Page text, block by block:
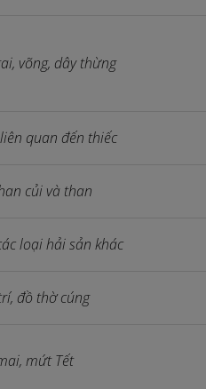
võng, dây thừng
quan đến thiếc
củi và than
loại hải sản khác
đồ thờ cúng
mứt Tết